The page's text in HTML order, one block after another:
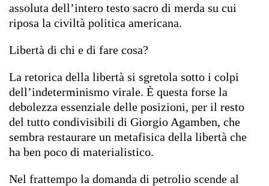
assoluta dell’intero testo sacro di merda su cui
riposa la civiltà politica americana.
Libertà di chi e di fare cosa?
La retorica della libertà si sgretola sotto i colpi
dell’indeterminismo virale. È questa forse la
debolezza essenziale delle posizioni, per il resto
del tutto condivisibili di Giorgio Agamben, che
sembra restaurare un metafisica della libertà che
ha ben poco di materialistico.
Nel frattempo la domanda di petrolio scende al